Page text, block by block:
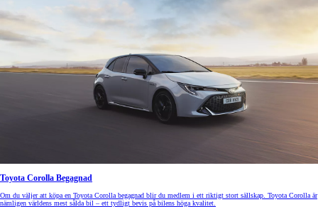
Toyota Corolla Begagnad
Om du väljer att köpa en Toyota Corolla begagnad blir du medlem i ett riktigt stort sällskap. Toyota Corolla är
nämligen världens mest sålda bil – ett tydligt bevis på bilens höga kvalitet.